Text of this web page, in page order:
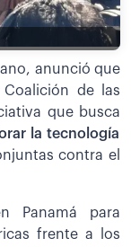
anunció que
de las
que busca
la tecnología
contra el
Panamá para
frente a los